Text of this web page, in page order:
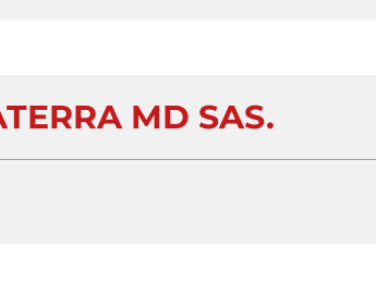
MD SAS.